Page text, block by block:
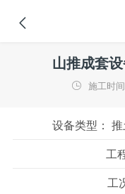

推土机 压
山推成套
 施工时
设备类型：
工
工